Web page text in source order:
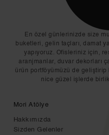
En özel günlerinizde size
buketleri, gelin taçları, damat
yapıyoruz. Ofisleriniz için,
aranjmanlar, duvar dekorları
ürün portföyümüzü de
nice güzel işlerde
Mori Atölye
Hakkımızda
Sizden Gelenler